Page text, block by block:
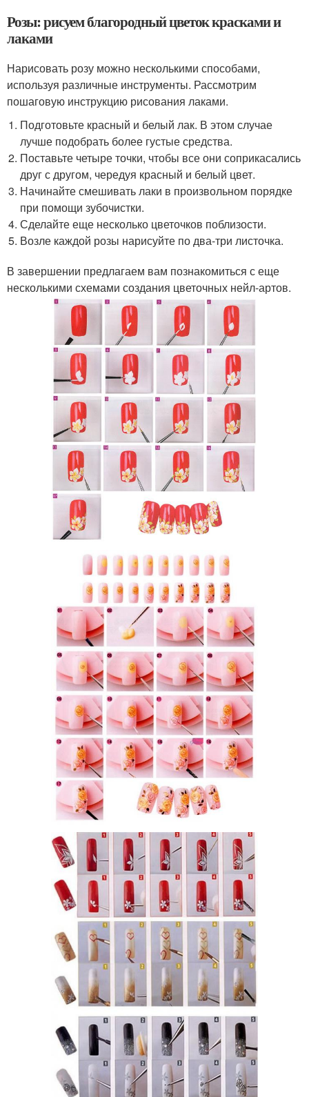
Розы: рисуем благородный цветок красками и
лаками
Нарисовать розу можно несколькими способами,
используя различные инструменты. Рассмотрим
пошаговую инструкцию рисования лаками.
Подготовьте красный и белый лак. В этом случае
лучше подобрать более густые средства.
Поставьте четыре точки, чтобы все они соприкасались
друг с другом, чередуя красный и белый цвет.
Начинайте смешивать лаки в произвольном порядке
при помощи зубочистки.
Сделайте еще несколько цветочков поблизости.
Возле каждой розы нарисуйте по два-три листочка.
В завершении предлагаем вам познакомиться с еще
несколькими схемами создания цветочных нейл-артов.